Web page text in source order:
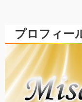
プロフィー